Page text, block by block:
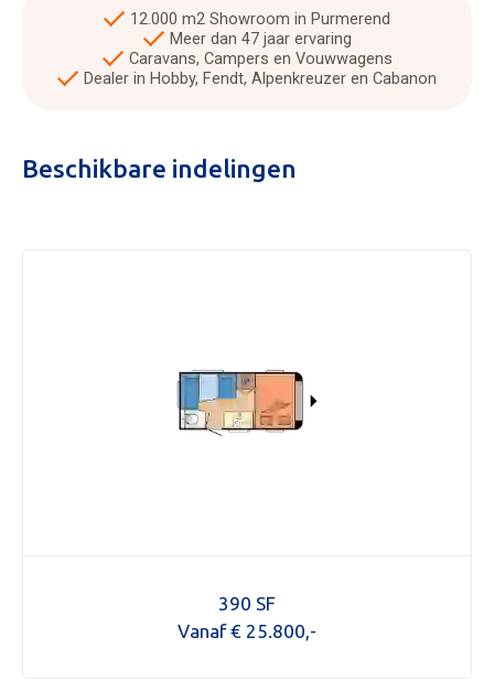
12.000 m2 Showroom in Purmerend
Meer dan 47 jaar ervaring
Caravans, Campers en Vouwwagens
Dealer in Hobby, Fendt, Alpenkreuzer en Cabanon
Beschikbare indelingen
390 SF
Vanaf € 25.800,-